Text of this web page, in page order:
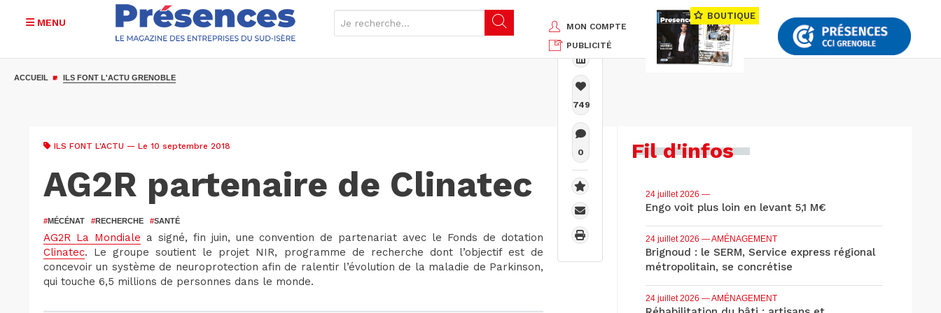
MENU
MON COMPTE
PUBLICITÉ
BOUTIQUE
ACCUEIL ILS FONT L'ACTU GRENOBLE
ILS FONT L'ACTU — Le 10 septembre 2018
AG2R partenaire de Clinatec
#MÉCÉNAT #RECHERCHE #SANTÉ
AG2R La Mondiale a signé, fin juin, une convention de partenariat avec le Fonds de dotation
Clinatec. Le groupe soutient le projet NIR, programme de recherche dont l’objectif est de
concevoir un système de neuroprotection afin de ralentir l’évolution de la maladie de Parkinson,
qui touche 6,5 millions de personnes dans le monde.
749
0 Fil d'infos
24 juillet 2026 —
Engo voit plus loin en levant 5,1 M€
24 juillet 2026 — AMÉNAGEMENT
Brignoud : le SERM, Service express régional
métropolitain, se concrétise
24 juillet 2026 — AMÉNAGEMENT